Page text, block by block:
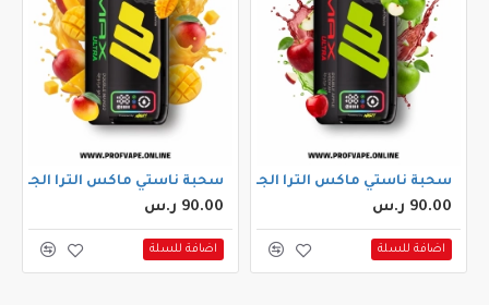
فرولةسحبة ناستي ماكس الترا الجاهزة (40000 سحبة) تفاحتين
90.00 ر.س
اضافة للسلة
سحبة ناستي ماكس الترا الجاهزة (40000 سحبة) دبل
90.00 ر.س
اضافة للسلة